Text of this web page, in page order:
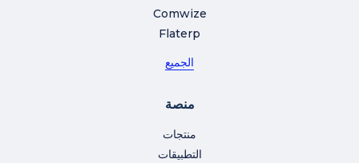
Comwize
Flaterp
الجميع
منصة
منتجات
التطبيقات